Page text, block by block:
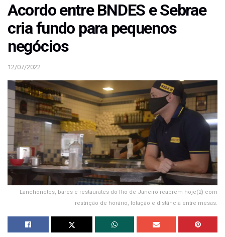
Acordo entre BNDES e Sebrae
cria fundo para pequenos
negócios
12/07/2022
Lanchonetes, bares e restaurates do Rio de Janeiro reabrem hoje(2) com
restrição de horário, lotação e distância entre mesas.